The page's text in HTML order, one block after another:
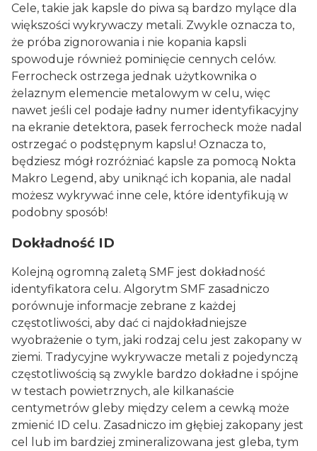
Cele, takie jak kapsle do piwa są bardzo mylące dla
większości wykrywaczy metali. Zwykle oznacza to,
że próba zignorowania i nie kopania kapsli
spowoduje również pominięcie cennych celów.
Ferrocheck ostrzega jednak użytkownika o
żelaznym elemencie metalowym w celu, więc
nawet jeśli cel podaje ładny numer identyfikacyjny
na ekranie detektora, pasek ferrocheck może nadal
ostrzegać o podstępnym kapslu! Oznacza to,
będziesz mógł rozróżniać kapsle za pomocą Nokta
Makro Legend, aby uniknąć ich kopania, ale nadal
możesz wykrywać inne cele, które identyfikują w
podobny sposób!
Dokładność ID
Kolejną ogromną zaletą SMF jest dokładność
identyfikatora celu. Algorytm SMF zasadniczo
porównuje informacje zebrane z każdej
częstotliwości, aby dać ci najdokładniejsze
wyobrażenie o tym, jaki rodzaj celu jest zakopany w
ziemi. Tradycyjne wykrywacze metali z pojedynczą
częstotliwością są zwykle bardzo dokładne i spójne
w testach powietrznych, ale kilkanaście
centymetrów gleby między celem a cewką może
zmienić ID celu. Zasadniczo im głębiej zakopany jest
cel lub im bardziej zmineralizowana jest gleba, tym